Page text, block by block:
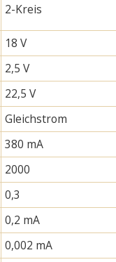
2-Kreis
18 V
2,5 V
22,5 V
Gleichstrom
380 mA
2000
0,3
0,2 mA
0,002 mA